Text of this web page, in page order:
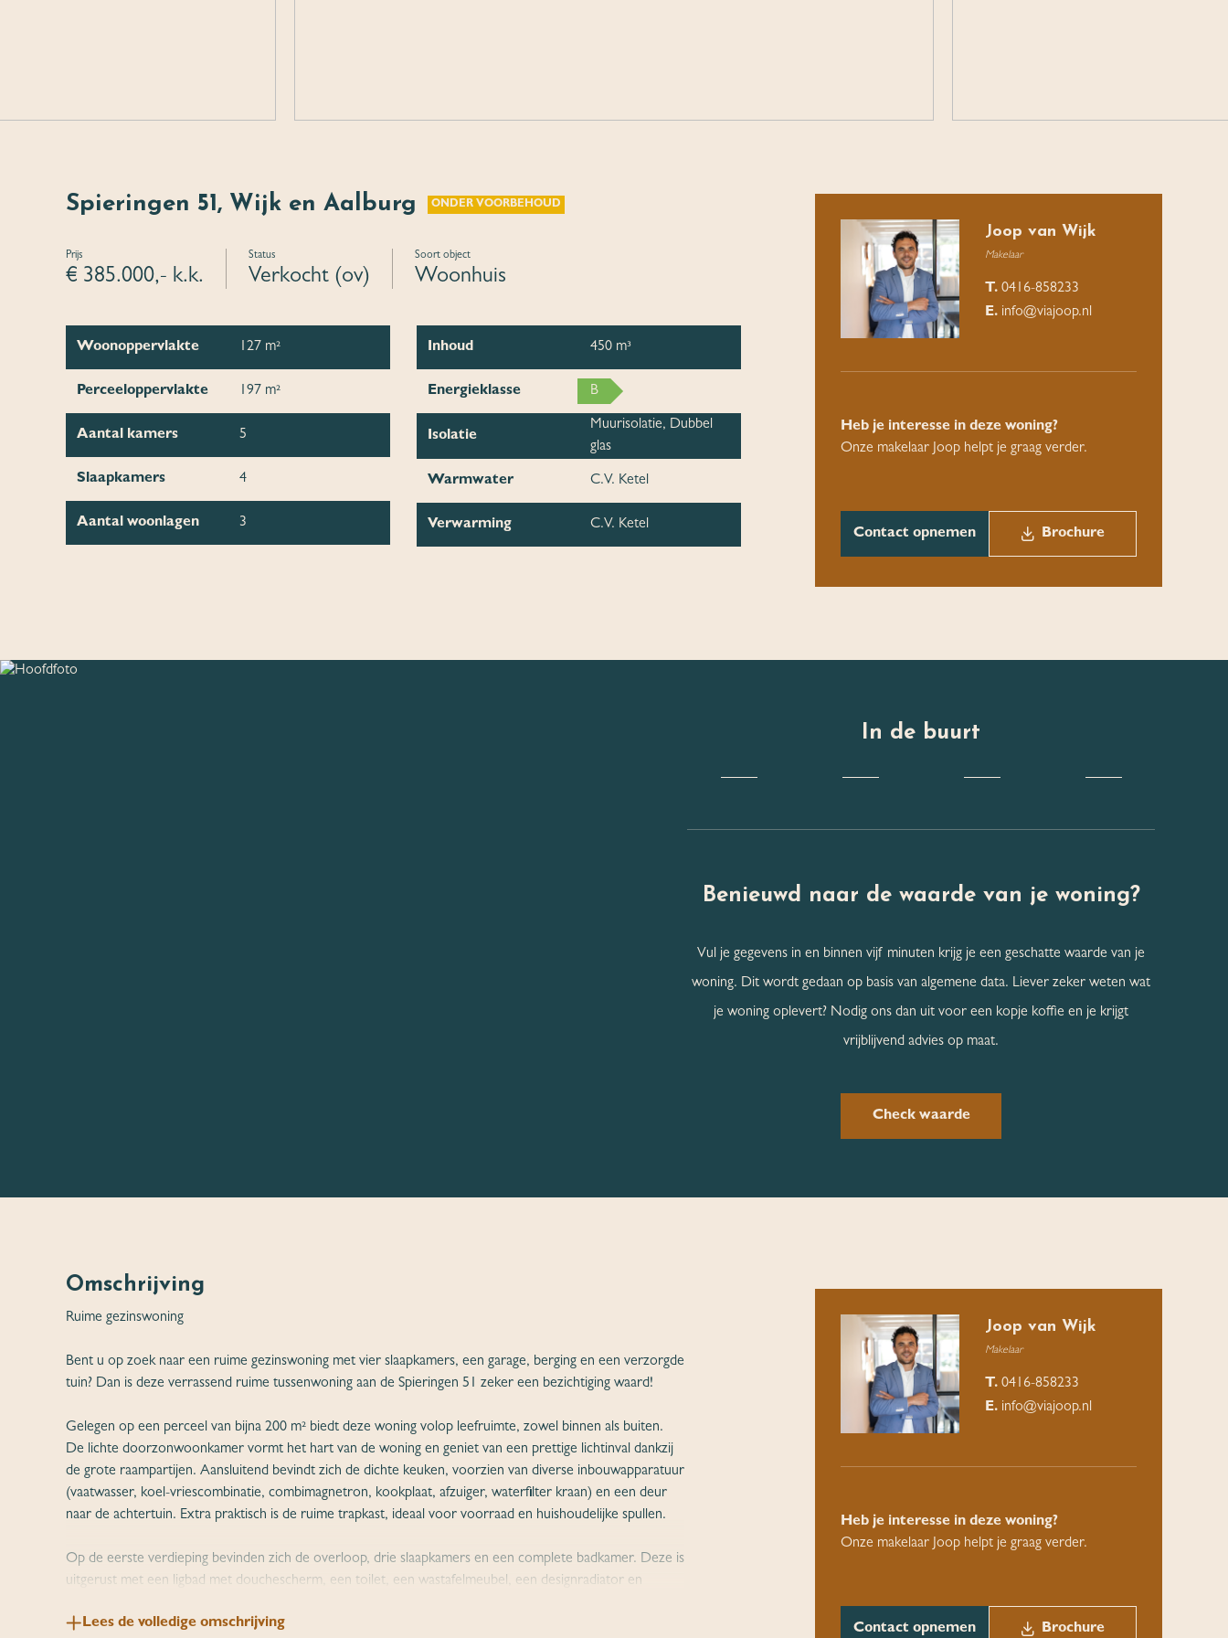
Spieringen 51, Wijk en Aalburg ONDER VOORBEHOUD
Prijs
€ 385.000,- k.k.
Status
Verkocht (ov)
Soort object
Woonhuis
Woonoppervlakte 127 m²
Perceeloppervlakte 197 m²
Aantal kamers 5
Slaapkamers 4
Aantal woonlagen 3
Inhoud 450 m³
Energieklasse B
Isolatie
Muurisolatie, Dubbel
glas
Warmwater C.V. Ketel
Verwarming C.V. Ketel
Joop van Wijk
Makelaar
T. 0416-858233
E. info@viajoop.nl
Heb je interesse in deze woning?
Onze makelaar Joop helpt je graag verder.
Contact opnemen Brochure
In de buurt
Benieuwd naar de waarde van je woning?
Vul je gegevens in en binnen vijf minuten krijg je een geschatte waarde van je
woning. Dit wordt gedaan op basis van algemene data. Liever zeker weten wat
je woning oplevert? Nodig ons dan uit voor een kopje koffie en je krijgt
vrijblijvend advies op maat.
Check waarde
Omschrijving
Ruime gezinswoning
Bent u op zoek naar een ruime gezinswoning met vier slaapkamers, een garage, berging en een verzorgde
tuin? Dan is deze verrassend ruime tussenwoning aan de Spieringen 51 zeker een bezichtiging waard!
Gelegen op een perceel van bijna 200 m² biedt deze woning volop leefruimte, zowel binnen als buiten.
De lichte doorzonwoonkamer vormt het hart van de woning en geniet van een prettige lichtinval dankzij
de grote raampartijen. Aansluitend bevindt zich de dichte keuken, voorzien van diverse inbouwapparatuur
(vaatwasser, koel-vriescombinatie, combimagnetron, kookplaat, afzuiger, waterfilter kraan) en een deur
naar de achtertuin. Extra praktisch is de ruime trapkast, ideaal voor voorraad en huishoudelijke spullen.
Op de eerste verdieping bevinden zich de overloop, drie slaapkamers en een complete badkamer. Deze is
uitgerust met een ligbad met douchescherm, een toilet, een wastafelmeubel, een designradiator en
Lees de volledige omschrijving
Joop van Wijk
Makelaar
T. 0416-858233
E. info@viajoop.nl
Heb je interesse in deze woning?
Onze makelaar Joop helpt je graag verder.
Contact opnemen Brochure